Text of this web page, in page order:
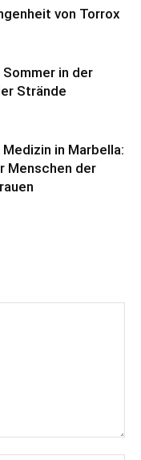
von Torrox
in der
Strände
in Marbella:
Menschen der